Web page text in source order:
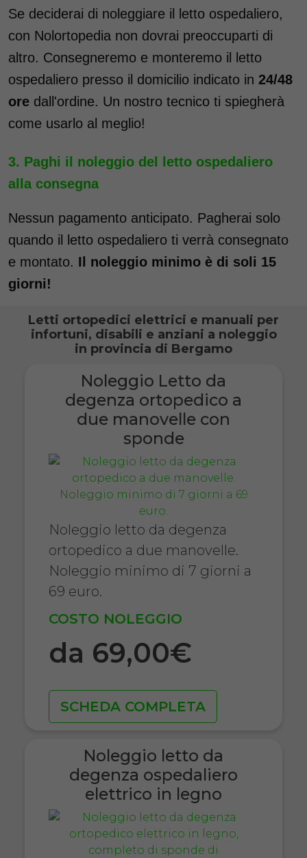
Se deciderai di noleggiare il letto ospedaliero,
con Nolortopedia non dovrai preoccuparti di
altro. Consegneremo e monteremo il letto
ospedaliero presso il domicilio indicato in 24/48
ore dall'ordine. Un nostro tecnico ti spiegherà
come usarlo al meglio!
Paghi il noleggio del letto ospedaliero
alla consegna
Nessun pagamento anticipato. Pagherai solo
quando il letto ospedaliero ti verrà consegnato
e montato. Il noleggio minimo è di soli 15
giorni!
Letti ortopedici elettrici e manuali per
infortuni, disabili e anziani a noleggio
in provincia di Bergamo
Noleggio Letto da
degenza ortopedico a
due manovelle con
sponde
Noleggio letto da degenza
ortopedico a due manovelle.
Noleggio minimo di 7 giorni a
69 euro.
COSTO NOLEGGIO
da 69,00€
SCHEDA COMPLETA
Noleggio letto da
degenza ospedaliero
elettrico in legno